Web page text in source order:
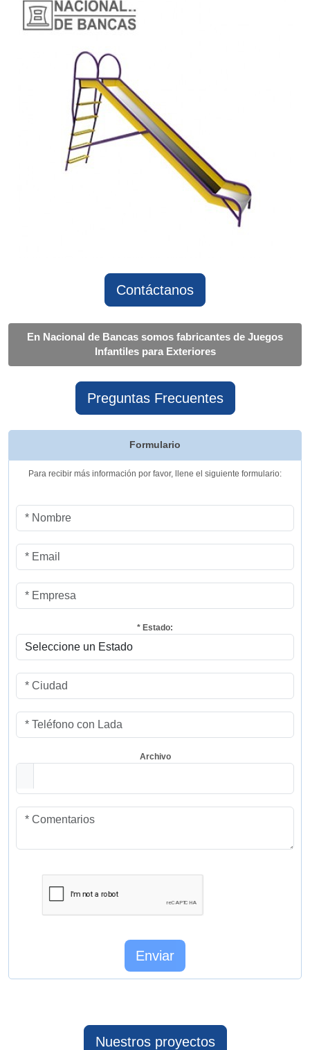
Contáctanos
En Nacional de Bancas somos fabricantes de Juegos
Infantiles para Exteriores
Preguntas Frecuentes
Formulario
Para recibir más información por favor, llene el siguiente formulario:
* Estado:
Archivo
Nuestros proyectos